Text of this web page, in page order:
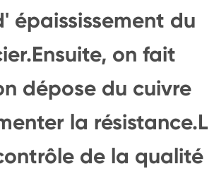
épaississement du
on fait
dépose du cuivre
la résistance.L
de la qualité